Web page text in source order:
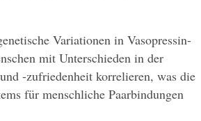
Variationen in Vasopressin-
mit Unterschieden in der
-zufriedenheit korrelieren, was die
für menschliche Paarbindungen